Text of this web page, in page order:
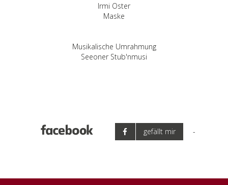
Irmi Oster
Maske
Musikalische Umrahmung
Seeoner Stub'nmusi
gefällt mir -